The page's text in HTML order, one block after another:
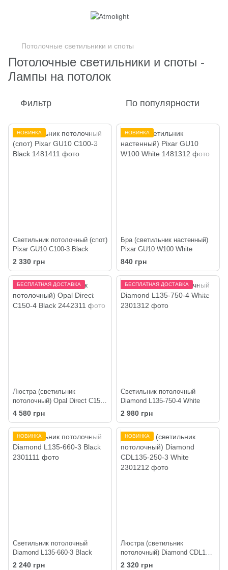
Потолочные светильники и споты
Потолочные светильники и споты -
Лампы на потолок
Фильтр По популярности
НОВИНКА
Светильник потолочный (спот)
Pixar GU10 C100-3 Black
2 330 грн
НОВИНКА
Бра (светильник настенный)
Pixar GU10 W100 White
840 грн
БЕСПЛАТНАЯ ДОСТАВКА
Люстра (светильник
потолочный) Opal Direct C150-
4 Black
4 580 грн
БЕСПЛАТНАЯ ДОСТАВКА
Светильник потолочный
Diamond L135-750-4 White
2 980 грн
НОВИНКА
Светильник потолочный
Diamond L135-660-3 Black
2 240 грн
НОВИНКА
Люстра (светильник
потолочный) Diamond CDL135-
250-3 White
2 320 грн